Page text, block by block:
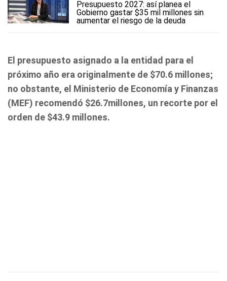
Presupuesto 2027: así planea el
Gobierno gastar $35 mil millones sin
aumentar el riesgo de la deuda
El presupuesto asignado a la entidad para el
próximo año era originalmente de $70.6 millones;
no obstante, el Ministerio de Economía y Finanzas
(MEF) recomendó $26.7millones, un recorte por el
orden de $43.9 millones.